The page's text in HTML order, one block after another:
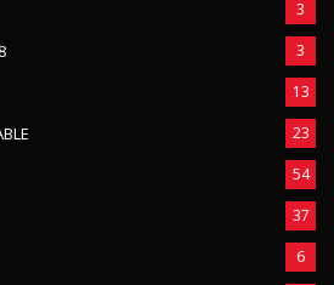
3
3
13
23
54
37
6